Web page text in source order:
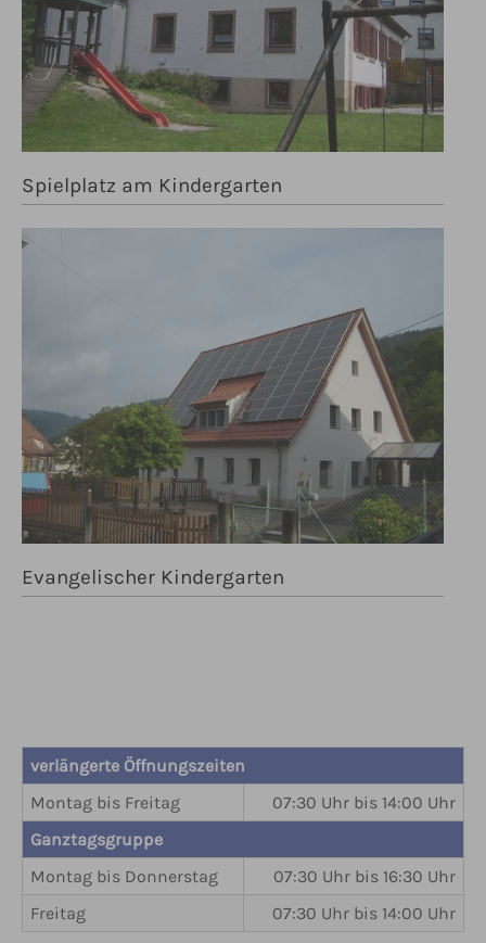
Spielplatz am Kindergarten
Evangelischer Kindergarten
verlängerte Öffnungszeiten
Montag bis Freitag
07:30 Uhr bis 14:00 Uhr
Ganztagsgruppe
Montag bis Donnerstag
07:30 Uhr bis 16:30 Uhr
Freitag
07:30 Uhr bis 14:00 Uhr